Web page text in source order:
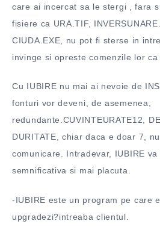
care ai incercat sa le stergi , fara
fisiere ca URA.TIF,
CIUDA.EXE, nu pot fi sterse in
invinge si opreste comenzile lor ca
Cu IUBIRE nu mai ai nevoie de
fonturi vor deveni, de asemenea,
redundante.CUVINTEURATE12,
DURITATE, chiar daca e doar 7,
comunicare. Intradevar, IUBIRE
semnificativa si mai placuta.
-IUBIRE este un program pe care
upgradezi?intreaba clientul.